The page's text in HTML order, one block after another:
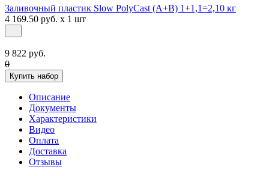
Заливочный пластик Slow PolyCast (A+B) 1+1,1=2,10 кг
4 169.50 руб. x 1 шт
9 822 руб.
0
Купить набор
Описание
Документы
Характеристики
Видео
Оплата
Доставка
Отзывы